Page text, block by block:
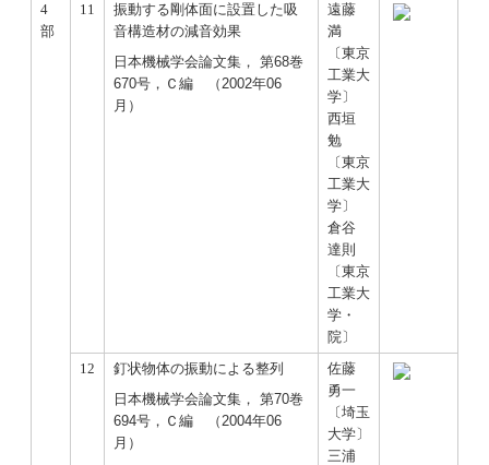
4
部
11
振動する剛体面に設置した吸
音構造材の減音効果
日本機械学会論文集， 第68巻
670号，Ｃ編 （2002年06
月）
遠藤
満
〔東京
工業大
学〕
西垣
勉
〔東京
工業大
学〕
倉谷
達則
〔東京
工業大
学・
院〕
12
釘状物体の振動による整列
日本機械学会論文集， 第70巻
694号，Ｃ編 （2004年06
月）
佐藤
勇一
〔埼玉
大学〕
三浦